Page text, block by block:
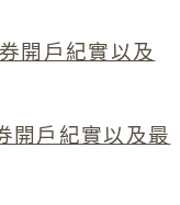
開戶紀實以及
開戶紀實以及最